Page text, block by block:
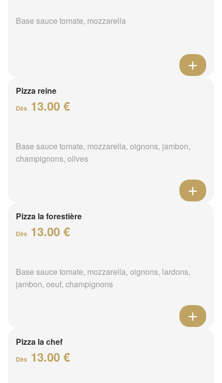
Base sauce tomate, mozzarella
Pizza reine
Dès 13.00 €
Base sauce tomate, mozzarella, oignons, jambon,
champignons, olives
Pizza la forestière
Dès 13.00 €
Base sauce tomate, mozzarella, oignons, lardons,
jambon, oeuf, champignons
Pizza la chef
Dès 13.00 €